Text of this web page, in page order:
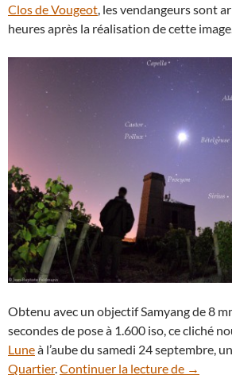
Clos de Vougeot, les vendangeurs sont
heures après la réalisation de cette
Obtenu avec un objectif Samyang de 8
secondes de pose à 1.600 iso, ce cliché
Luneà l’aube du samedi 24 septembre,
Quartier.Continuer la lecture de Fin de
→